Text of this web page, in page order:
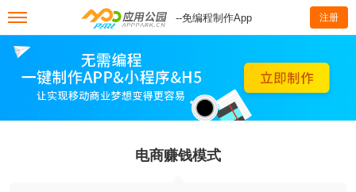
--免编程制作App 注册
电商赚钱模式